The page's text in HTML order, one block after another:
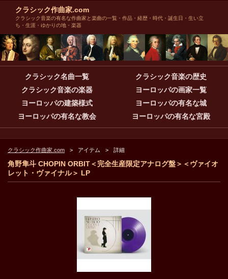
クラシック作曲家.com
クラシック音楽の有名な作曲家と楽曲の一覧・作品・経歴・時代・誕生日・生い立
ち・生涯・ゆかりの地・楽器
クラシック名曲一覧
クラシック音楽の歴史
クラシック音楽の楽器
ヨーロッパの画家一覧
ヨーロッパの建築様式
ヨーロッパの有名な城
ヨーロッパの有名な教会
ヨーロッパの有名な宮殿
クラシック作曲家.com アイテム 詳細
角野隼斗 CHOPIN ORBIT＜完全生産限定アナログ盤＞＜ヴァイオ
レット・ヴァイナル＞ LP